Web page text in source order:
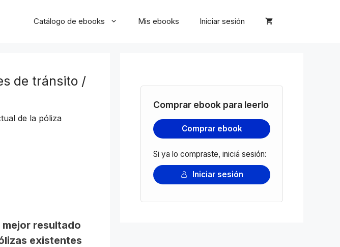
Catálogo de ebooks Mis ebooks Iniciar sesión
de tránsito /
de la póliza
resultado
existentes
Comprar ebook para leerlo
Comprar ebook
Si ya lo compraste, iniciá sesión:
Iniciar sesión